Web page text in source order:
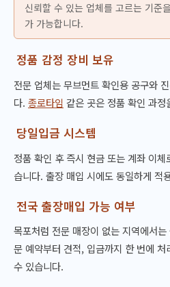
신뢰할 수 있는 업체를 고르는 기준
가 가능합니다.
정품 감정 장비 보유
전문 업체는 무브먼트 확인용 공구와
다. 종로타임 같은 곳은 정품 확인 과
당일입금 시스템
정품 확인 후 즉시 현금 또는 계좌 이
습니다. 출장 매입 시에도 동일하게 적
전국 출장매입 가능 여부
목포처럼 전문 매장이 없는 지역에서
문 예약부터 견적, 입금까지 한 번에
수 있습니다.